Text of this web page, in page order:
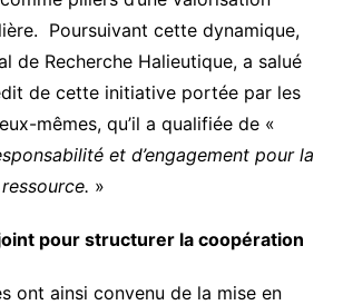
Poursuivant cette dynamique,
de Recherche Halieutique, a salué
de cette initiative portée par les
mêmes, qu’il a qualifiée de «
et d’engagement pour la
»
pour structurer la coopération
ont ainsi convenu de la mise en